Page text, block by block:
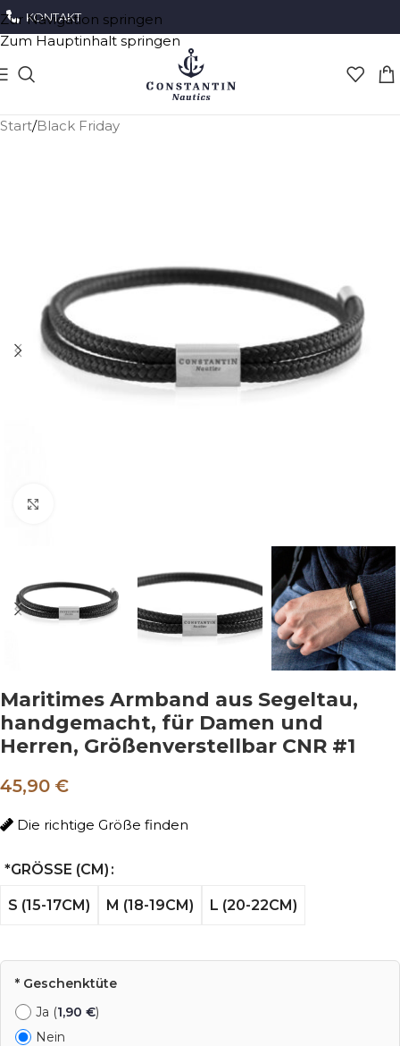
Zur Navigation springen
Zum Hauptinhalt springen
KONTAKT
Start/Black Friday
Maritimes Armband aus Segeltau,
handgemacht, für Damen und
Herren, Größenverstellbar CNR #1
45,90 €
Die richtige Größe finden
*GRÖSSE (CM)
S (15-17CM) M (18-19CM) L (20-22CM)
* Geschenktüte
Ja (1,90 €)
Nein